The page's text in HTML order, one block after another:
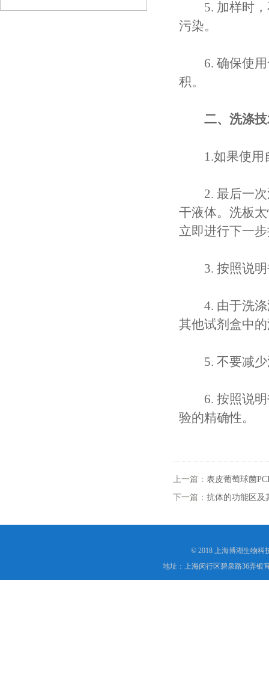
5. 加样时，
污染。
6. 确保使用
积。
二、洗涤
1.如果使用自
2. 最后一次
干液体。洗板
立即进行下一
3. 按照说明
4. 由于洗涤
其他试剂盒中
5. 不要减少
6. 按照说明
验的精确性。
上一篇： 表皮葡萄球菌
下一篇： 抗体的功能区及
© 2018 上海博湖生物科
地址：上海闵行区碧泉路36弄银